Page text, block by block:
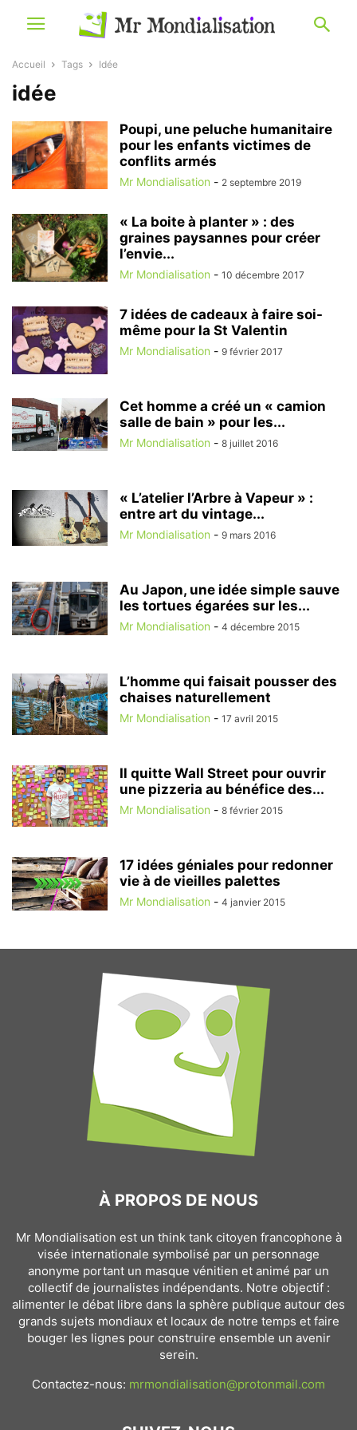
Accueil Tags Idée
idée
Poupi, une peluche humanitaire
pour les enfants victimes de
conflits armés
Mr Mondialisation - 2 septembre 2019
« La boite à planter » : des
graines paysannes pour créer
l’envie...
Mr Mondialisation - 10 décembre 2017
7 idées de cadeaux à faire soi-
même pour la St Valentin
Mr Mondialisation - 9 février 2017
Cet homme a créé un « camion
salle de bain » pour les...
Mr Mondialisation - 8 juillet 2016
« L’atelier l’Arbre à Vapeur » :
entre art du vintage...
Mr Mondialisation - 9 mars 2016
Au Japon, une idée simple sauve
les tortues égarées sur les...
Mr Mondialisation - 4 décembre 2015
L’homme qui faisait pousser des
chaises naturellement
Mr Mondialisation - 17 avril 2015
Il quitte Wall Street pour ouvrir
une pizzeria au bénéfice des...
Mr Mondialisation - 8 février 2015
17 idées géniales pour redonner
vie à de vieilles palettes
Mr Mondialisation - 4 janvier 2015
À PROPOS DE NOUS
Mr Mondialisation est un think tank citoyen francophone à
visée internationale symbolisé par un personnage
anonyme portant un masque vénitien et animé par un
collectif de journalistes indépendants. Notre objectif :
alimenter le débat libre dans la sphère publique autour des
grands sujets mondiaux et locaux de notre temps et faire
bouger les lignes pour construire ensemble un avenir
serein.
Contactez-nous: mrmondialisation@protonmail.com